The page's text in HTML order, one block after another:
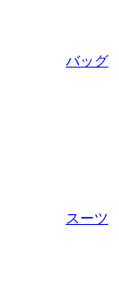
バッグ
スーツ